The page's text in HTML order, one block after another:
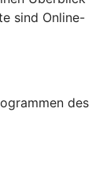
sind Online-
des